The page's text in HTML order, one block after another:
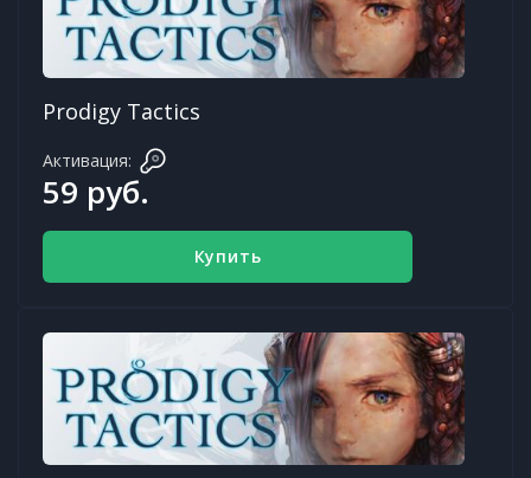
Prodigy Tactics
Активация:
59 руб.
Купить